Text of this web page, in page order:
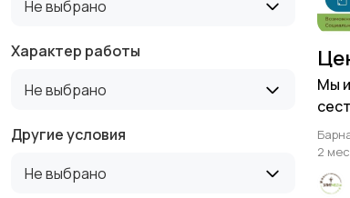
Не выбрано
Характер работы
Не выбрано
Другие условия
Не выбрано
Мы
2